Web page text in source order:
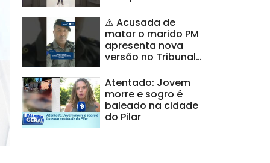
tratos a idosos
⚠️ Acusada de
matar o marido PM
apresenta nova
versão no Tribunal
#CidadeAL
Atentado: Jovem
morre e sogro é
baleado na cidade
do Pilar